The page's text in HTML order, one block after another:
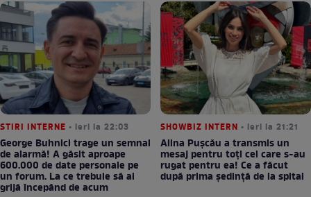
STIRI INTERNE • ieri la 22:03
George Buhnici trage un semnal
de alarmă! A găsit aproape
600.000 de date personale pe
un forum. La ce trebuie să ai
grijă începând de acum
SHOWBIZ INTERN • ieri la 21:21
Alina Pușcău a transmis un
mesaj pentru toți cei care s-au
rugat pentru ea! Ce a făcut
după prima ședință de la spital